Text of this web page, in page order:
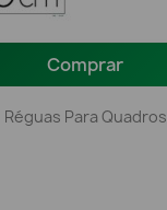
Comprar
Réguas Para Quadros